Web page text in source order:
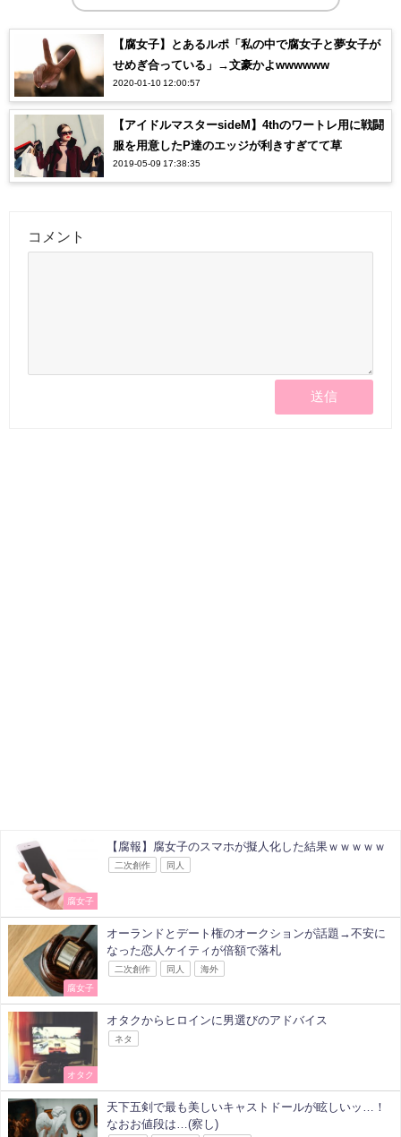
【腐女子】とあるルポ「私の中で腐女子と夢女子が
せめぎ合っている」→文豪かよwwwwww
2020-01-10 12:00:57
【アイドルマスターsideM】4thのワートレ用に戦闘
服を用意したP達のエッジが利きすぎてて草
2019-05-09 17:38:35
コメント
腐女子
【腐報】腐女子のスマホが擬人化した結果ｗｗｗｗｗ
二次創作 同人
腐女子
オーランドとデート権のオークションが話題→不安に
なった恋人ケイティが倍額で落札
二次創作 同人 海外
オタク
オタクからヒロインに男選びのアドバイス
ネタ
天下五剣で最も美しいキャストドールが眩しいッ…！
なおお値段は…(察し)